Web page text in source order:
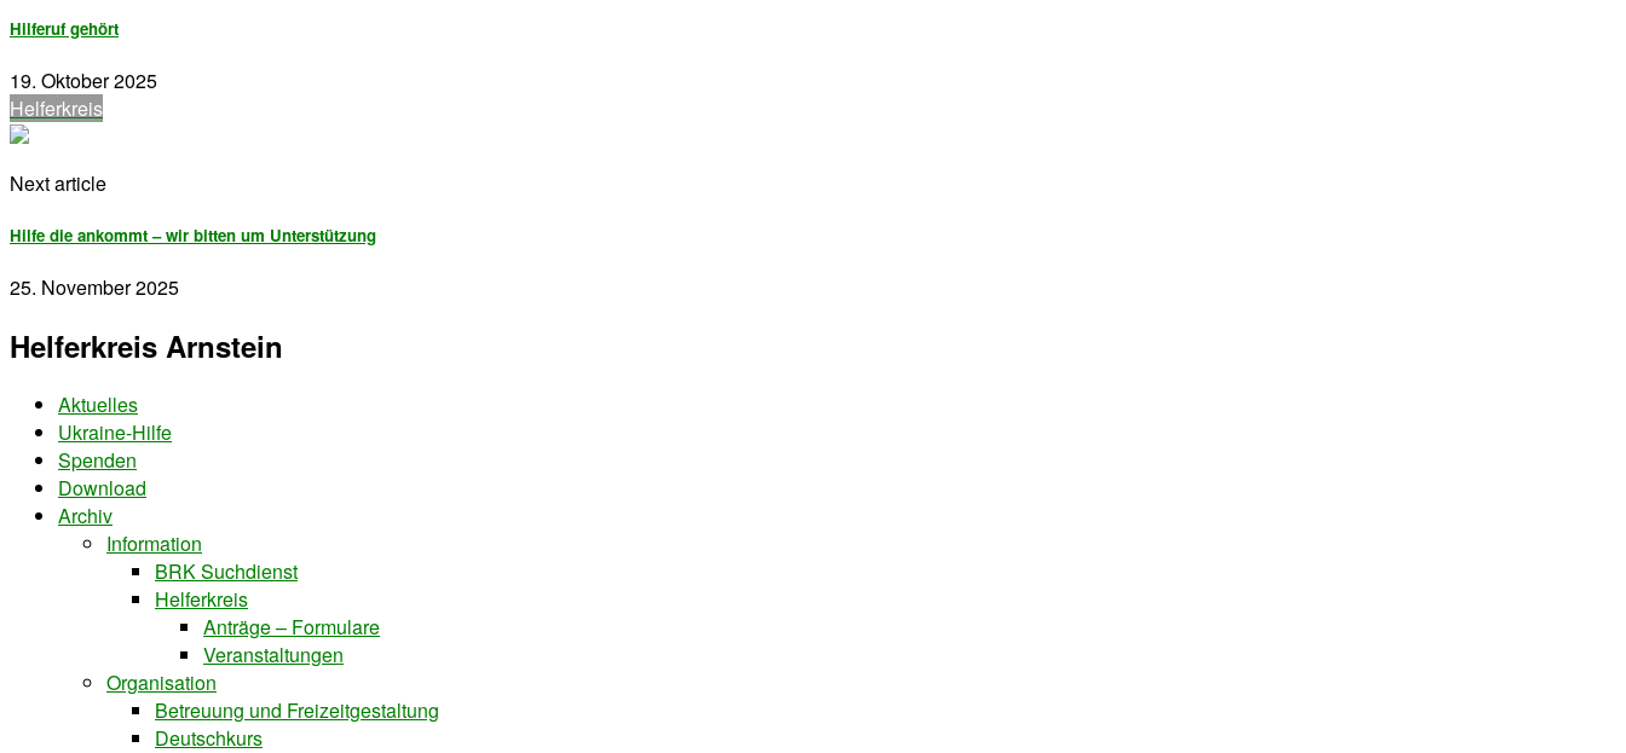
Hilferuf gehört
19. Oktober 2025
Helferkreis
Next article
Hilfe die ankommt – wir bitten um Unterstützung
25. November 2025
Helferkreis Arnstein
Aktuelles
Ukraine-Hilfe
Spenden
Download
Archiv
Information
BRK Suchdienst
Helferkreis
Anträge – Formulare
Veranstaltungen
Organisation
Betreuung und Freizeitgestaltung
Deutschkurs